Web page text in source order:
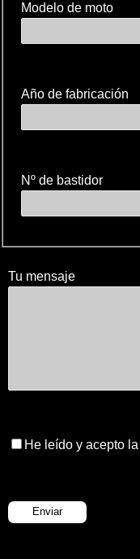
Modelo de moto
Año de fabricación
Nº de bastidor
Tu mensaje
He leído y acepto